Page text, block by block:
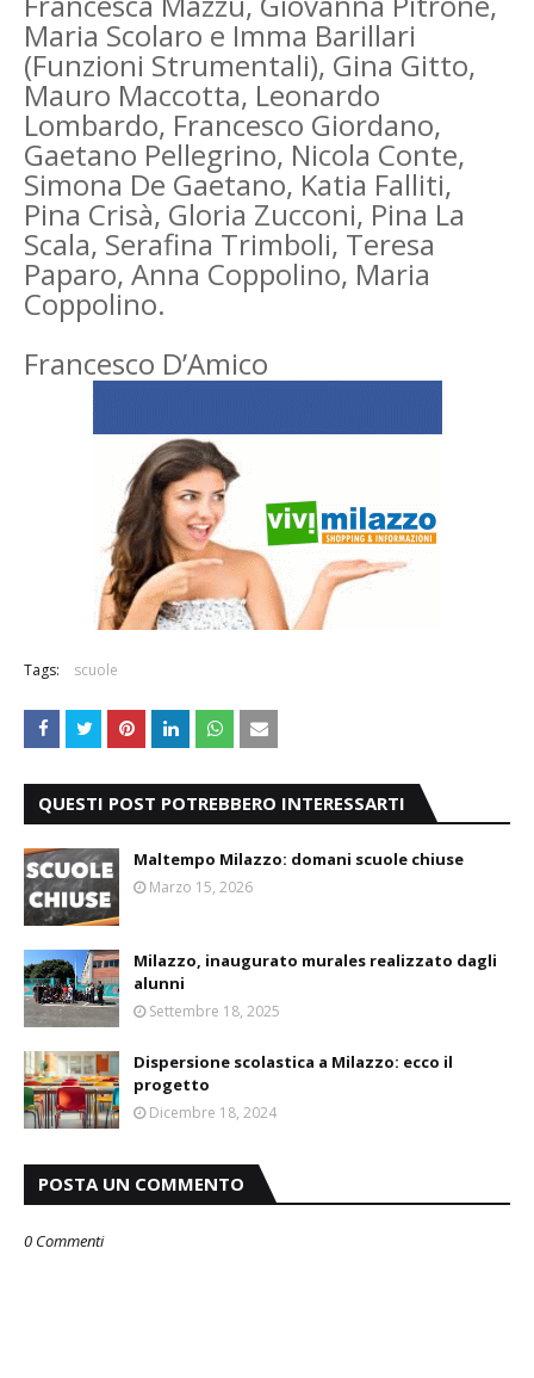
Maria Scolaro e Imma Barillari
(Funzioni Strumentali), Gina Gitto,
Mauro Maccotta, Leonardo
Lombardo, Francesco Giordano,
Gaetano Pellegrino, Nicola Conte,
Simona De Gaetano, Katia Falliti,
Pina Crisà, Gloria Zucconi, Pina La
Scala, Serafina Trimboli, Teresa
Paparo, Anna Coppolino, Maria
Coppolino.
Francesco D’Amico
Tags: scuole
QUESTI POST POTREBBERO INTERESSARTI
Maltempo Milazzo: domani scuole chiuse
Marzo 15, 2026
Milazzo, inaugurato murales realizzato dagli
alunni
Settembre 18, 2025
Dispersione scolastica a Milazzo: ecco il
progetto
Dicembre 18, 2024
POSTA UN COMMENTO
0 Commenti